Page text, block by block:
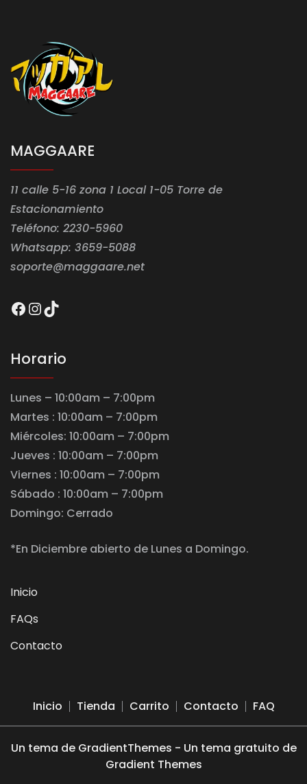
MAGGAARE
11 calle 5-16 zona 1 Local 1-05 Torre de
Estacionamiento
Teléfono: 2230-5960
Whatsapp: 3659-5088
soporte@maggaare.net
Facebook
Instagram
TikTok
Horario
Lunes – 10:00am – 7:00pm
Martes : 10:00am – 7:00pm
Miércoles: 10:00am – 7:00pm
Jueves : 10:00am – 7:00pm
Viernes : 10:00am – 7:00pm
Sábado : 10:00am – 7:00pm
Domingo: Cerrado
*En Diciembre abierto de Lunes a Domingo.
Inicio
FAQs
Contacto
Inicio Tienda Carrito Contacto FAQ
Un tema de GradientThemes - Un tema gratuito de
Gradient Themes